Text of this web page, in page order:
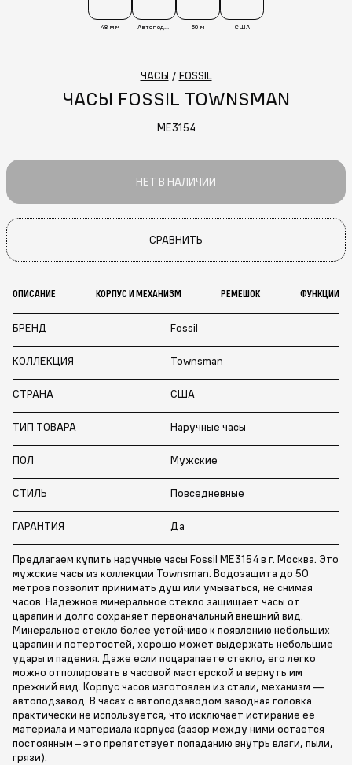
48 мм Автоподзавод 50 м США
ЧАСЫ / FOSSIL
ЧАСЫ FOSSIL TOWNSMAN
ME3154
НЕТ В НАЛИЧИИ
СРАВНИТЬ
ОПИСАНИЕ КОРПУС И МЕХАНИЗМ РЕМЕШОК ФУНКЦИИ
БРЕНД Fossil
КОЛЛЕКЦИЯ Townsman
СТРАНА США
ТИП ТОВАРА Наручные часы
ПОЛ Мужские
СТИЛЬ Повседневные
ГАРАНТИЯ Да
Предлагаем купить наручные часы Fossil ME3154 в г. Москва. Это
мужские часы из коллекции Townsman. Водозащита до 50
метров позволит принимать душ или умываться, не снимая
часов. Надежное минеральное стекло защищает часы от
царапин и долго сохраняет первоначальный внешний вид.
Минеральное стекло более устойчиво к появлению небольших
царапин и потертостей, хорошо может выдержать небольшие
удары и падения. Даже если поцарапаете стекло, его легко
можно отполировать в часовой мастерской и вернуть им
прежний вид. Корпус часов изготовлен из стали, механизм —
автоподзавод. В часах с автоподзаводом заводная головка
практически не используется, что исключает истирание ее
материала и материала корпуса (зазор между ними остается
постоянным – это препятствует попаданию внутрь влаги, пыли,
грязи).